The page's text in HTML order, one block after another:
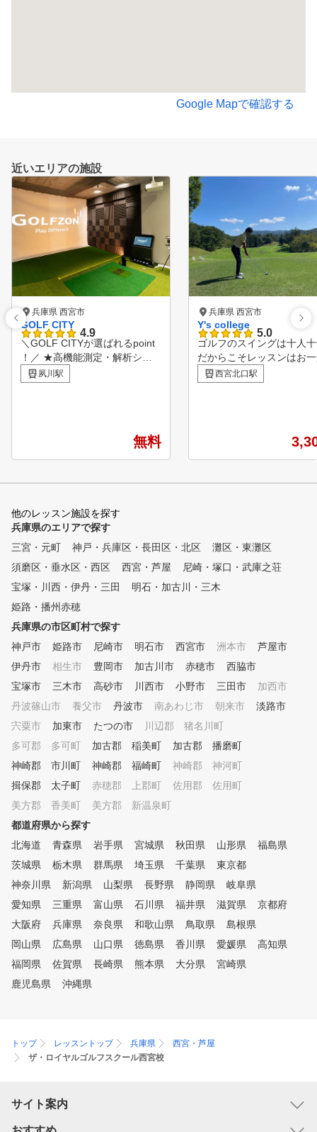
Google Mapで確認する
近いエリアの施設
兵庫県 西宮市
GOLF CITY
4.9
＼GOLF CITYが選ばれるpoint
！／ ★高機能測定・解析シス
テム完備の「UNEEKOR XO2」
を設置しており、トーナメント
です。 ★プロによる本格的な
ニアまで個々のレベルに合わせ
。 ★さらに！館内にはクラブ
工房も併設しているため、「レ
ッスンでスイングを磨く」だけ
でなく、「その場でクラブの相
談・即調整」までワンストップ
で対応できるのが強みです。
が必要なジュニアや、道具選び
に悩む女性の方も、必要に応じ
て技術と道具の両面から柔軟に
サポートいたします。
夙川駅
無料
兵庫県 西宮市
Y's college
5.0
ゴルフのスイングは十人
だからこそレッスンはお
一人違います。 型にはめる指
導ではなく、一人ひとり
い…。 そんな悩みを根本
善や飛距離アップなど多
ァーなど、本気で上達を
方のゴルフライフをサポ
せて頂きます。 色々試したけ
ど中々思うように結果が
場所を提供頂いている為
スンについてのお問い合
直接Y’s collegeによろし
い致します。 施設への当
いりますがお控え下さい。
西宮北口駅
他のレッスン施設を探す
兵庫県のエリアで探す
三宮・元町
神戸・兵庫区・長田区・北区
灘区・東灘区
須磨区・垂水区・西区
西宮・芦屋
尼崎・塚口・武庫之荘
宝塚・川西・伊丹・三田
明石・加古川・三木
姫路・播州赤穂
兵庫県の市区町村で探す
神戸市
姫路市 尼崎市 明石市 西宮市 洲本市
芦屋市
伊丹市
相生市 豊岡市 加古川市 赤穂市
西脇市
宝塚市
三木市 高砂市 川西市 小野市 三田市
加西市
丹波篠山市
養父市 丹波市 南あわじ市 朝来市
淡路市
宍粟市
加東市 たつの市
川辺郡 猪名川町
多可郡 多可町
加古郡 稲美町
加古郡 播磨町
神崎郡 市川町
神崎郡 福崎町
神崎郡 神河町
揖保郡 太子町
赤穂郡 上郡町
佐用郡 佐用町
美方郡 香美町
美方郡 新温泉町
都道府県から探す
北海道
青森県 岩手県 宮城県 秋田県 山形県
福島県
茨城県
栃木県 群馬県 埼玉県 千葉県
東京都
神奈川県
新潟県 山梨県 長野県 静岡県
岐阜県
愛知県
三重県 富山県 石川県 福井県 滋賀県
京都府
大阪府
兵庫県 奈良県 和歌山県 鳥取県
島根県
岡山県
広島県 山口県 徳島県 香川県 愛媛県
高知県
福岡県
佐賀県 長崎県 熊本県 大分県
宮崎県
鹿児島県
沖縄県
トップ レッスントップ 兵庫県
西宮・芦屋
ザ・ロイヤルゴルフスクール西宮校
サイト案内